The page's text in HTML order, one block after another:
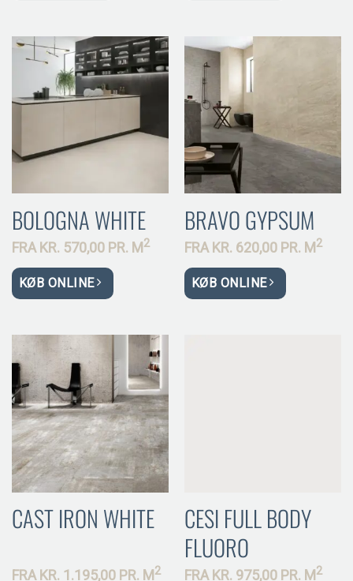
BOLOGNA WHITE
FRA KR. 570,00 PR. M2
KØB ONLINE
BRAVO GYPSUM
FRA KR. 620,00 PR. M2
KØB ONLINE
CAST IRON WHITE
FRA KR. 1.195,00 PR. M 2
CESI FULL BODY
FLUORO
FRA KR. 975,00 PR. M 2